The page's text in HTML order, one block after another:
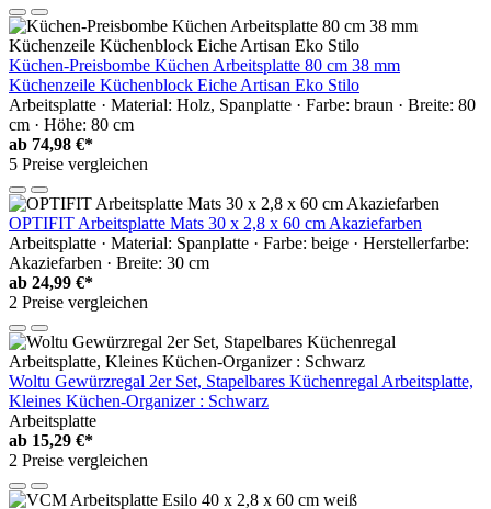
Küchen-Preisbombe Küchen Arbeitsplatte 80 cm 38 mm
Küchenzeile Küchenblock Eiche Artisan Eko Stilo
Arbeitsplatte · Material: Holz, Spanplatte · Farbe: braun · Breite: 80
cm · Höhe: 80 cm
ab 74,98 €*
5 Preise vergleichen
OPTIFIT Arbeitsplatte Mats 30 x 2,8 x 60 cm Akaziefarben
Arbeitsplatte · Material: Spanplatte · Farbe: beige · Herstellerfarbe:
Akaziefarben · Breite: 30 cm
ab 24,99 €*
2 Preise vergleichen
Woltu Gewürzregal 2er Set, Stapelbares Küchenregal Arbeitsplatte,
Kleines Küchen-Organizer : Schwarz
Arbeitsplatte
ab 15,29 €*
2 Preise vergleichen